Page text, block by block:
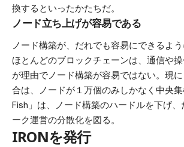
換するといったかたちだ。
ノード立ち上げが容易である
ノード構築が、だれでも容易にできるよう
ほとんどのブロックチェーンは、通信や
が理由でノード構築が容易ではない。現
合は、ノードが１万個のみしかなく中央
Fish」は、ノード構築のハードルを下げ、
ーク運営の分散化を図る。
IRONを発行